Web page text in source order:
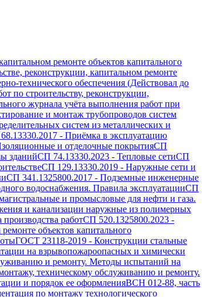
ремонте объектов капитального
реконструкции, капитальном ремонте
технического обеспечения (Действовал до
по строительству, реконструкции,
журнала учёта выполнения работ при
и монтаж трубопроводов систем
систем из металлических и
- Приёмка в эксплуатацию
и отделочные покрытияСП
зданийСП 74.13330.2023 - Тепловые сетиСП
СП 129.13330.2019 - Наружные сети и
СП 341.1325800.2017 - Подземные инженерные
водоснабжения. Правила эксплуатацииСП
и промысловые для нефти и газа.
и канализации наружные из полимерных
работСП 520.1325800.2023 -
объектов капитального
ГОСТ 23118-2019 - Конструкции стальные
на взрывопожароопасных и химически
и ремонту. Методы испытаний на
техническому обслуживанию и ремонту.
и порядок ее оформленияВСН 012-88, часть
по монтажу технологического